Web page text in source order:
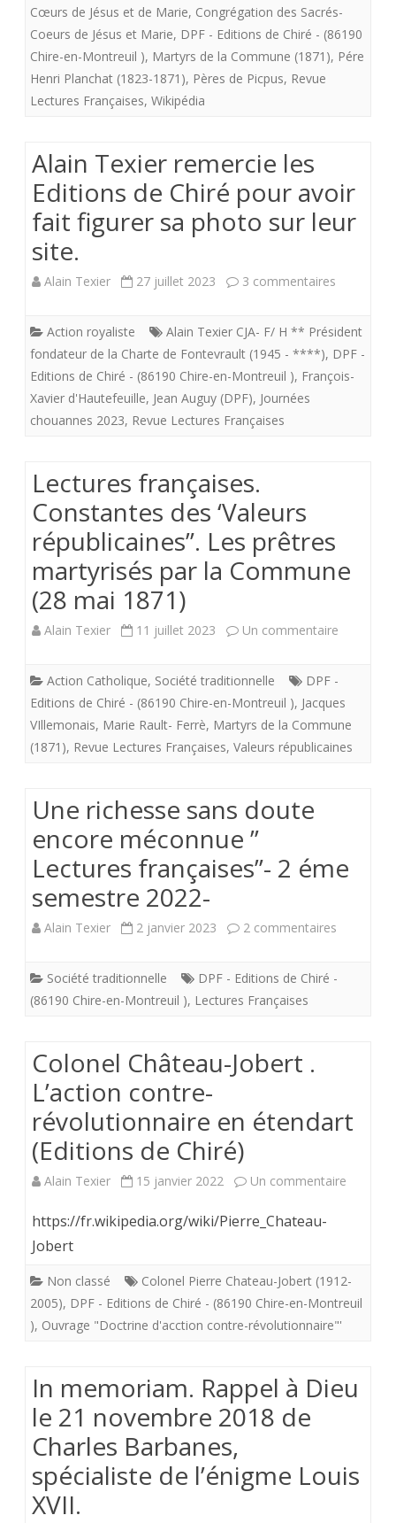
Eternelle.
qui
aident
.
Cœurs de Jésus et de Marie, Congrégation des Sacrés-
Coeurs de Jésus et Marie, DPF - Editions de Chiré - (86190
Chire-en-Montreuil ), Martyrs de la Commune (1871), Pére
Henri Planchat (1823-1871), Pères de Picpus, Revue
Lectures Françaises, Wikipédia
Alain Texier remercie les
Editions de Chiré pour avoir
fait figurer sa photo sur leur
site.
Alain Texier 27 juillet 2023 3 commentaires
remercie
photo
leur
Action royaliste
Alain Texier CJA- F/ H ** Président
fondateur de la Charte de Fontevrault (1945 - ****), DPF -
Editions de Chiré - (86190 Chire-en-Montreuil ), François-
Xavier d'Hautefeuille, Jean Auguy (DPF), Journées
chouannes 2023, Revue Lectures Françaises
Lectures françaises.
Constantes des ‘Valeurs
républicaines”. Les prêtres
martyrisés par la Commune
(28 mai 1871)
Alain Texier 11 juillet 2023 Un commentaire
des
prêtres
Action Catholique, Société traditionnelle
DPF -
Editions de Chiré - (86190 Chire-en-Montreuil ), Jacques
VIllemonais, Marie Rault- Ferrè, Martyrs de la Commune
(1871), Revue Lectures Françaises, Valeurs républicaines
Une richesse sans doute
encore méconnue ”
Lectures françaises”- 2 éme
semestre 2022-
Alain Texier 2 janvier 2023 2 commentaires
méconnue
Lectures
semestre
Société traditionnelle
DPF - Editions de Chiré -
(86190 Chire-en-Montreuil ), Lectures Françaises
Colonel Château-Jobert .
L’action contre-
révolutionnaire en étendart
(Editions de Chiré)
Alain Texier 15 janvier 2022 Un commentaire
.
(Editions
https://fr.wikipedia.org/wiki/Pierre_Chateau-
Jobert
Non classé
Colonel Pierre Chateau-Jobert (1912-
2005), DPF - Editions de Chiré - (86190 Chire-en-Montreuil
), Ouvrage "Doctrine d'acction contre-révolutionnaire"'
In memoriam. Rappel à Dieu
le 21 novembre 2018 de
Charles Barbanes,
spécialiste de l’énigme Louis
XVII.